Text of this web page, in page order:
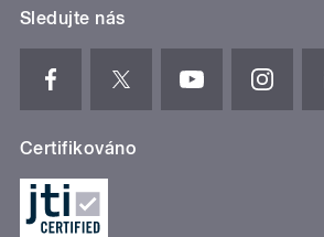
Sledujte nás
Certifikováno